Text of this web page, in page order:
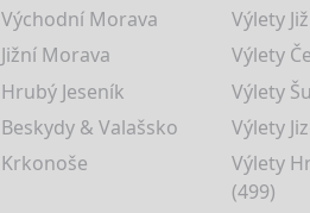
Východní Morava Výlety
Jižní Morava Výlety
Hrubý Jeseník Výlety
Beskydy & Valašsko Výlety
Krkonoše
Výlety
(499)